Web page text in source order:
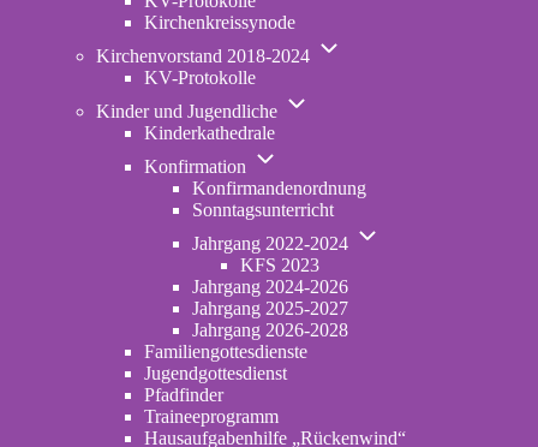
2030
Kirchenkreissynode
Kirchenvorstand 2018-2024
Unternavigation
KV-Protokolle
Kinder und Jugendliche
Unternavigation
Jugendliche
Kinderkathedrale
Konfirmation
Unternavigation
Konfirmation
Konfirmandenordnung
Sonntagsunterricht
Jahrgang 2022-2024
Unternavigation
KFS 2023
Jahrgang 2024-2026
Jahrgang 2025-2027
Jahrgang 2026-2028
Familiengottesdienste
Jugendgottesdienst
Pfadfinder(opens
in
new
Traineeprogramm
Hausaufgabenhilfe „Rückenwind“